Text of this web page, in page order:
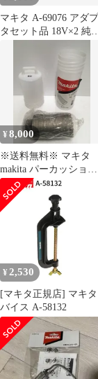
マキタ A-69076 アダプ
タセット品 18V×2 純正
¥8,000
※送料無料※ マキタ
makita パーカッション
コアビット A-49513
80mm ハンマドリル用
長期保管 未使用品 囗G
¥ 2,530
[マキタ正規店] マキタ
バイス A-58132